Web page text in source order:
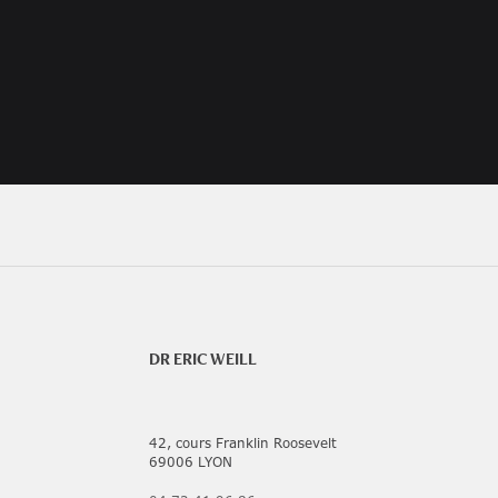
DR ERIC WEILL
42, cours Franklin Roosevelt
69006 LYON